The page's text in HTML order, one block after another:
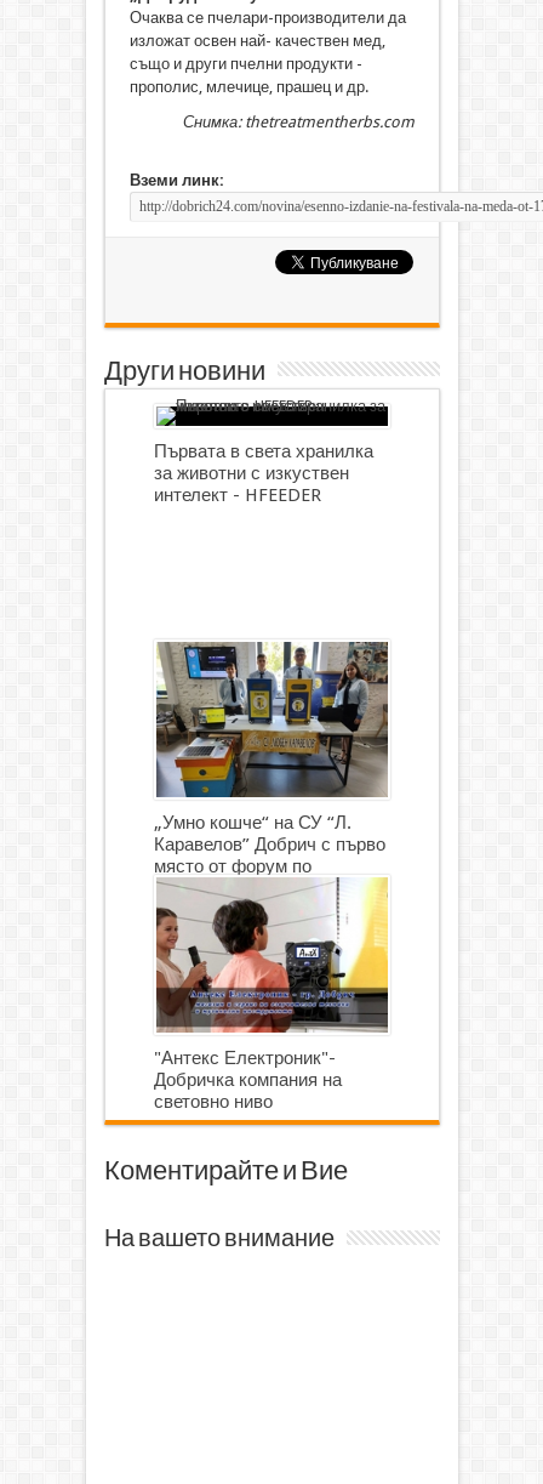
Очаква се пчелари-производители да
изложат освен най- качествен мед,
също и други пчелни продукти -
прополис, млечице, прашец и др.
Снимка: thetreatmentherbs.com
Вземи линк:
Други новини
Първата в света хранилка
за животни с изкуствен
интелект - HFEEDER
„Умно кошче“ на СУ “Л.
Каравелов” Добрич с първо
място от форум по
роботика
"Антекс Електроник"-
Добричка компания на
световно ниво
Коментирайте и Вие
На вашето внимание